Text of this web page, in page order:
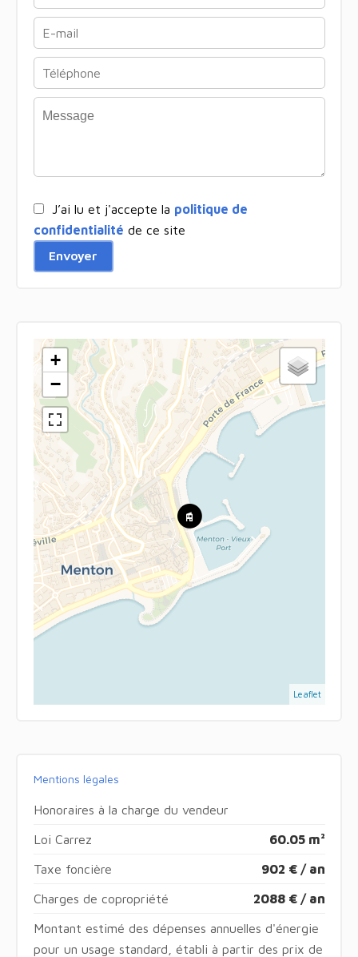
J’ai lu et j'accepte la politique de
confidentialité de ce site
Envoyer
+
−
Leaflet
Mentions légales
Honoraires à la charge du vendeur
Loi Carrez 60.05 m²
Taxe foncière 902 € / an
Charges de copropriété 2088 € / an
Montant estimé des dépenses annuelles d'énergie
pour un usage standard, établi à partir des prix de